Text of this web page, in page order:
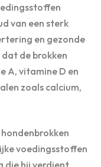
van een sterk
en gezonde
de brokken
A, vitamine D en
zoals calcium,
voedingsstoffen
die hij verdient.